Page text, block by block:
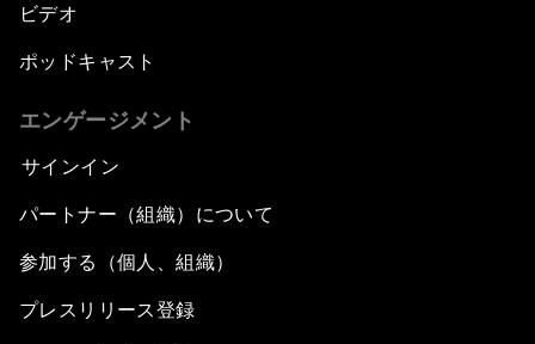
ビデオ
ポッドキャスト
エンゲージメント
サインイン
パートナー（組織）について
参加する（個人、組織）
プレスリリース登録